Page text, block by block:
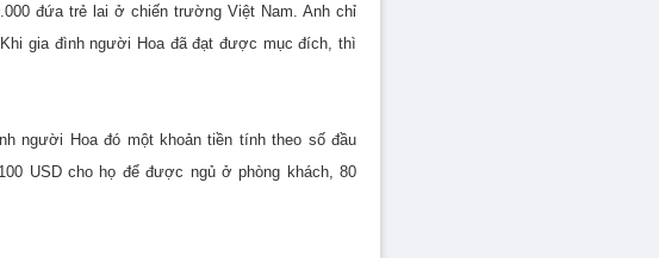
đứa trẻ lai ở chiến trường Việt Nam. Anh chỉ
gia đình người Hoa đã đạt được mục đích, thì
người Hoa đó một khoản tiền tính theo số đầu
USD cho họ để được ngủ ở phòng khách, 80